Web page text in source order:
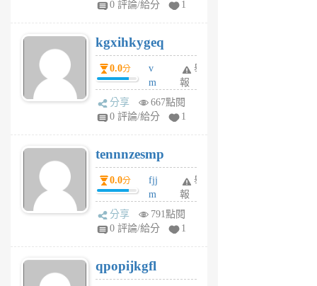
6
個
月
前
0 評論/給分 1
kgxihkygeq
0.0分
v
m
sg
sr
6
個
月
前
舉
報
分享
667點閱
0 評論/給分
1
tennnzesmp
0.0分
fjj
m
w
rs
6
個
舉
報
分享
791點閱
0 評論/給分
1
qpopijkgfl